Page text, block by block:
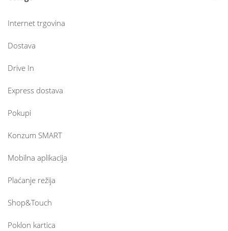
Internet trgovina
Dostava
Drive In
Express dostava
Pokupi
Konzum SMART
Mobilna aplikacija
Plaćanje režija
Shop&Touch
Poklon kartica